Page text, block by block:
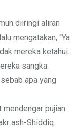
diiringi aliran
mengatakan, “Ya
mereka ketahui.
sangka.
apa yang
mendengar pujian
ash-Shiddiq.